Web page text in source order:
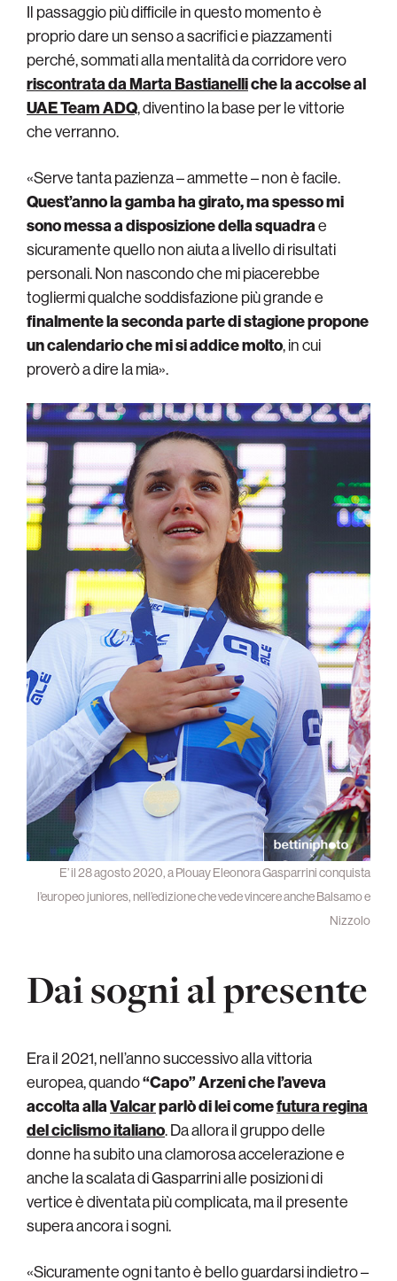
Il passaggio più difficile in questo momento è
proprio dare un senso a sacrifici e piazzamenti
perché, sommati alla mentalità da corridore vero
riscontrata da Marta Bastianelliche la accolse al
UAE Team ADQ, diventino la base per le vittorie
che verranno.
«Serve tanta pazienza – ammette – non è facile.
Quest’anno la gamba ha girato, ma spesso mi
sono messa a disposizione della squadrae
sicuramente quello non aiuta a livello di risultati
personali. Non nascondo che mi piacerebbe
togliermi qualche soddisfazione più grande e
finalmente la seconda parte di stagione propone
un calendario che mi si addice molto, in cui
proverò a dire la mia».
E’ il 28 agosto 2020, a Plouay Eleonora Gasparrini conquista
l’europeo juniores, nell’edizione che vede vincere anche Balsamo e
Nizzolo
Dai sogni al presente
Era il 2021, nell’anno successivo alla vittoria
europea, quando“Capo” Arzeni che l’aveva
accolta allaValcarparlò di lei comefutura regina
del ciclismo italiano. Da allora il gruppo delle
donne ha subito una clamorosa accelerazione e
anche la scalata di Gasparrini alle posizioni di
vertice è diventata più complicata, ma il presente
supera ancora i sogni.
«Sicuramente ogni tanto è bello guardarsi indietro –